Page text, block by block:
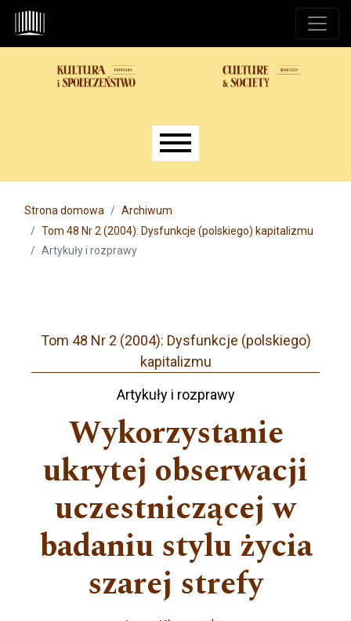
Przejdź do głównego menu
Przejdź do sekcji głównej
Przejdź do stopki
Main menu
Strona domowa
Archiwum
Tom 48 Nr 2 (2004): Dysfunkcje (polskiego) kapitalizmu
Artykuły i rozprawy
Tom 48 Nr 2 (2004): Dysfunkcje (polskiego)
kapitalizmu
Artykuły i rozprawy
Wykorzystanie
ukrytej obserwacji
uczestniczącej w
badaniu stylu życia
szarej strefy